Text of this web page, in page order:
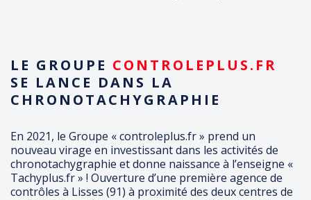
LE GROUPE CONTROLEPLUS.FR
SE LANCE DANS LA
CHRONOTACHYGRAPHIE
En 2021, le Groupe « controleplus.fr » prend un
nouveau virage en investissant dans les activités de
chronotachygraphie et donne naissance à l’enseigne «
Tachyplus.fr » ! Ouverture d’une première agence de
contrôles à Lisses (91) à proximité des deux centres de